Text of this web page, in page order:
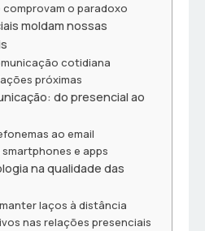
o paradoxo
moldam nossas
cotidiana
próximas
do presencial ao
ao email
e apps
na qualidade das
laços à distância
nas relações presenciais